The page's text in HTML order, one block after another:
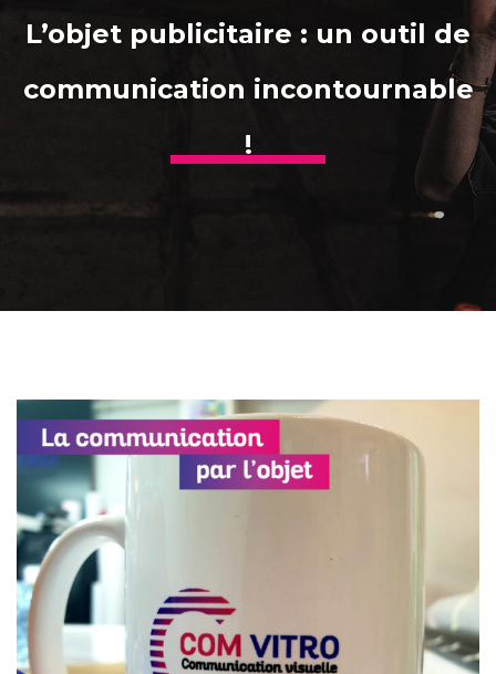
L’objet publicitaire : un outil de
communication incontournable
!